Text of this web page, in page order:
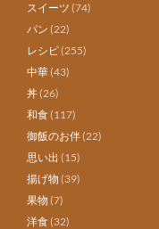
スイーツ (74)
パン (22)
レシピ(255)
中華(43)
丼(26)
和食(117)
御飯のお伴(22)
思い出 (15)
揚げ物 (39)
果物 (7)
洋食(32)